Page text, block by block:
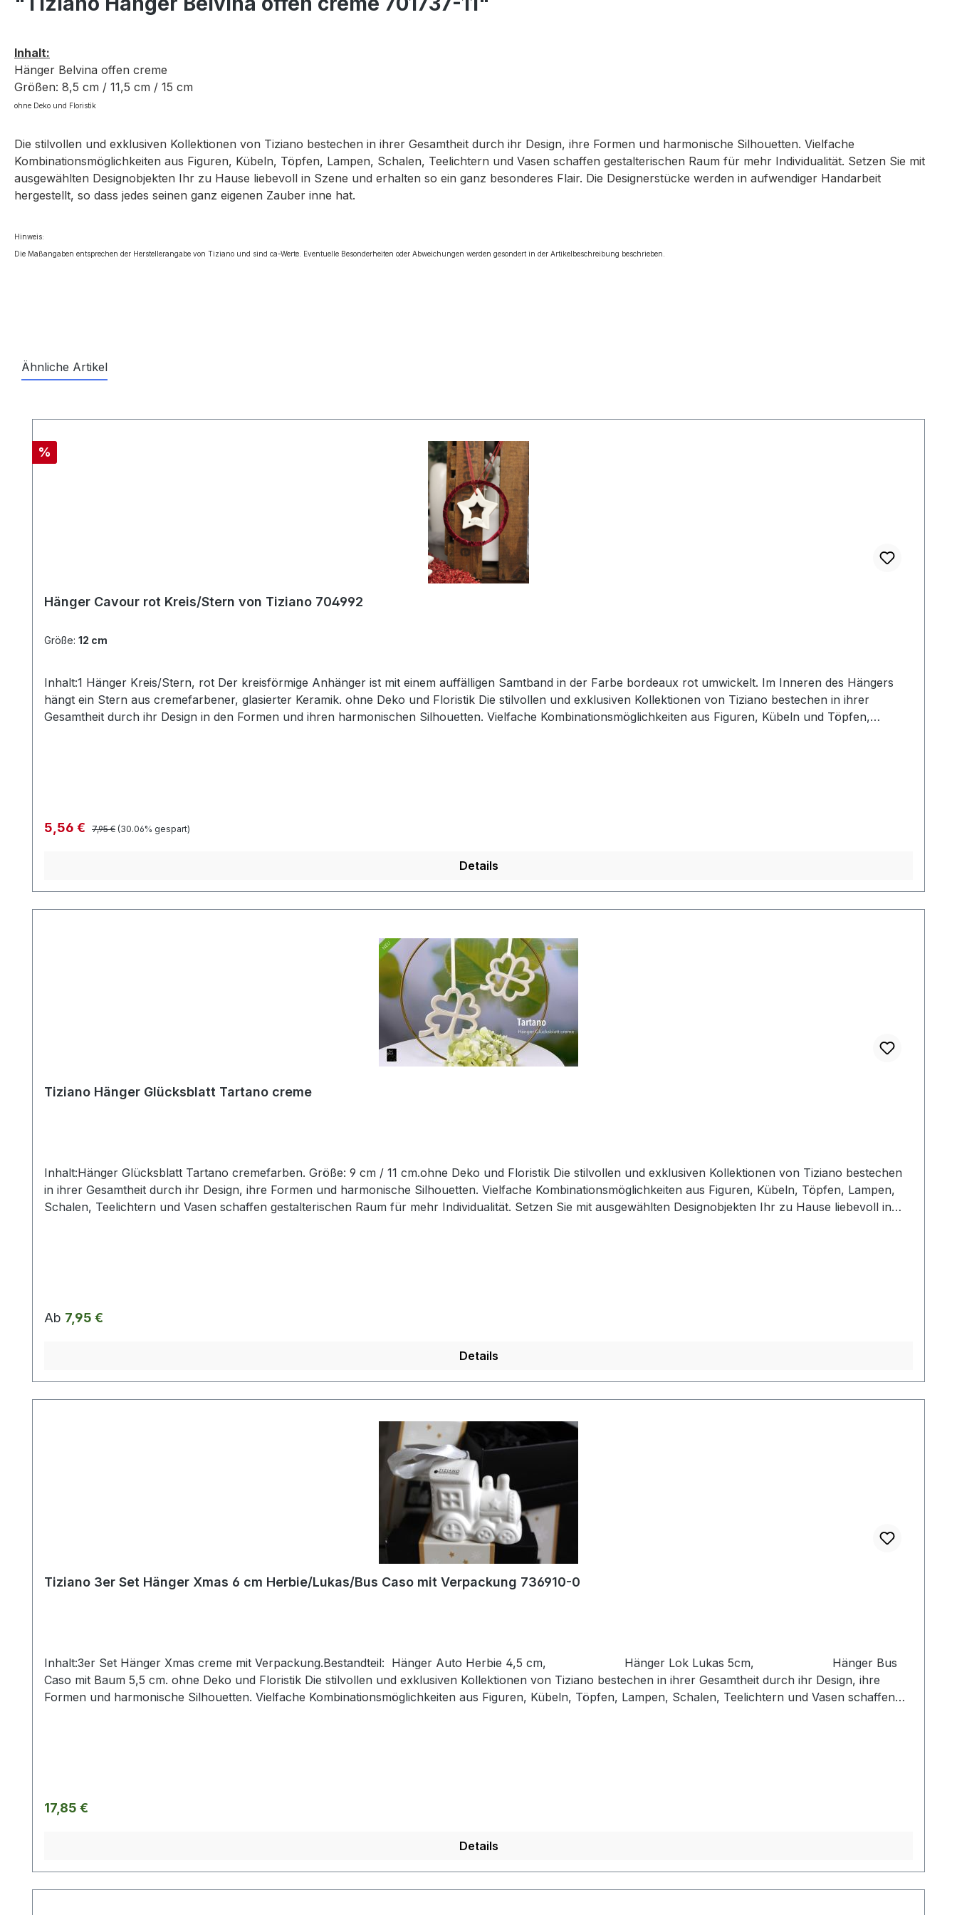
Inhalt:
Hänger Belvina offen creme
Größen: 8,5 cm / 11,5 cm / 15 cm
ohne Deko und Floristik
Die stilvollen und exklusiven Kollektionen von Tiziano bestechen in ihrer Gesamtheit durch ihr Design, ihre Formen und harmonische Silhouetten. Vielfache
Kombinationsmöglichkeiten aus Figuren, Kübeln, Töpfen, Lampen, Schalen, Teelichtern und Vasen schaffen gestalterischen Raum für mehr Individualität. Setzen Sie mit
ausgewählten Designobjekten Ihr zu Hause liebevoll in Szene und erhalten so ein ganz besonderes Flair. Die Designerstücke werden in aufwendiger Handarbeit
hergestellt, so dass jedes seinen ganz eigenen Zauber inne hat.
Hinweis:
Die Maßangaben entsprechen der Herstellerangabe von Tiziano und sind ca-Werte. Eventuelle Besonderheiten oder Abweichungen werden gesondert in der Artikelbeschreibung beschrieben.
Ähnliche Artikel
Rabatt
%
Hänger Cavour rot Kreis/Stern von Tiziano 704992
Größe: 12 cm
Inhalt:1 Hänger Kreis/Stern, rot Der kreisförmige Anhänger ist mit einem auffälligen Samtband in der Farbe bordeaux rot umwickelt. Im Inneren des Hängers
hängt ein Stern aus cremefarbener, glasierter Keramik. ohne Deko und Floristik Die stilvollen und exklusiven Kollektionen von Tiziano bestechen in ihrer
Gesamtheit durch ihr Design in den Formen und ihren harmonischen Silhouetten. Vielfache Kombinationsmöglichkeiten aus Figuren, Kübeln und Töpfen,
Verkaufspreis:
5,56 € Regulärer Preis:
7,95 € (30.06% gespart)
Details
Tiziano Hänger Glücksblatt Tartano creme
Inhalt:Hänger Glücksblatt Tartano cremefarben. Größe: 9 cm / 11 cm.ohne Deko und Floristik Die stilvollen und exklusiven Kollektionen von Tiziano bestechen
in ihrer Gesamtheit durch ihr Design, ihre Formen und harmonische Silhouetten. Vielfache Kombinationsmöglichkeiten aus Figuren, Kübeln, Töpfen, Lampen,
Schalen, Teelichtern und Vasen schaffen gestalterischen Raum für mehr Individualität. Setzen Sie mit ausgewählten Designobjekten Ihr zu Hause liebevoll in
Regulärer Preis:
Ab 7,95 €
Details
Tiziano 3er Set Hänger Xmas 6 cm Herbie/Lukas/Bus Caso mit Verpackung 736910-0
Inhalt:3er Set Hänger Xmas creme mit Verpackung.Bestandteil: Hänger Auto Herbie 4,5 cm, Hänger Lok Lukas 5cm, Hänger Bus
Caso mit Baum 5,5 cm. ohne Deko und Floristik Die stilvollen und exklusiven Kollektionen von Tiziano bestechen in ihrer Gesamtheit durch ihr Design, ihre
Formen und harmonische Silhouetten. Vielfache Kombinationsmöglichkeiten aus Figuren, Kübeln, Töpfen, Lampen, Schalen, Teelichtern und Vasen schaffen
Regulärer Preis:
17,85 €
Details